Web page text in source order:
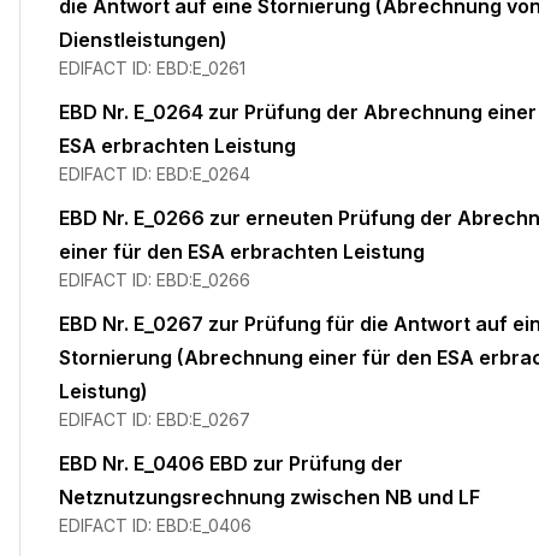
die Antwort auf eine Stornierung (Abrechnung
Dienstleistungen)
EDIFACT ID: EBD:E_0261
EBD Nr. E_0264 zur Prüfung der Abrechnung
ESA erbrachten Leistung
EDIFACT ID: EBD:E_0264
EBD Nr. E_0266 zur erneuten Prüfung der
einer für den ESA erbrachten Leistung
EDIFACT ID: EBD:E_0266
EBD Nr. E_0267 zur Prüfung für die Antwort auf
Stornierung (Abrechnung einer für den ESA
Leistung)
EDIFACT ID: EBD:E_0267
EBD Nr. E_0406 EBD zur Prüfung der
Netznutzungsrechnung zwischen NB und LF
EDIFACT ID: EBD:E_0406